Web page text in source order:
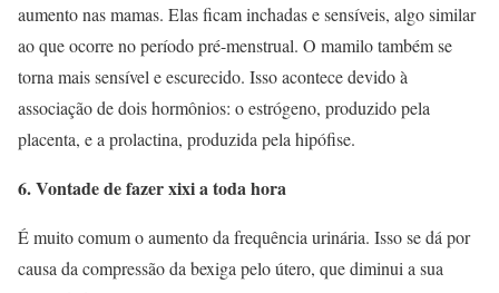
aumento nas mamas. Elas ficam inchadas e sensíveis, algo similar
ao que ocorre no período pré-menstrual. O mamilo também se
torna mais sensível e escurecido. Isso acontece devido à
associação de dois hormônios: o estrógeno, produzido pela
placenta, e a prolactina, produzida pela hipófise.
6. Vontade de fazer xixi a toda hora
É muito comum o aumento da frequência urinária. Isso se dá por
causa da compressão da bexiga pelo útero, que diminui a sua